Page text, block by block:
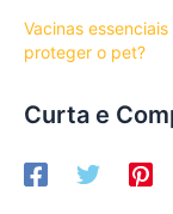
Vacinas essenciais
proteger o pet?
Curta e